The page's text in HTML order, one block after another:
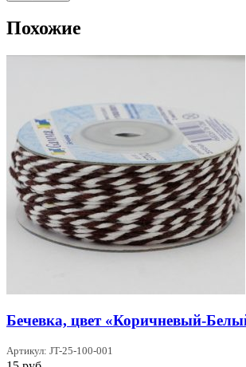
Похожие
Бечевка, цвет «Коричневый-
Артикул: JT-25-100-001